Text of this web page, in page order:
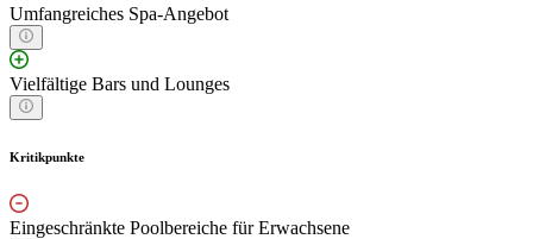
Umfangreiches Spa-Angebot
Vielfältige Bars und Lounges
Kritikpunkte
Eingeschränkte Poolbereiche für Erwachsene